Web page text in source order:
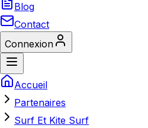
Blog
Contact
Connexion
Accueil
Partenaires
Surf Et Kite Surf